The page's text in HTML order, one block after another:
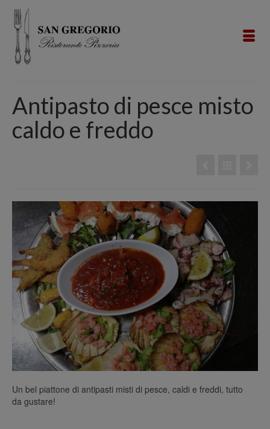
Antipasto di pesce misto
caldo e freddo
Un bel piattone di antipasti misti di pesce, caldi e freddi, tutto
da gustare!